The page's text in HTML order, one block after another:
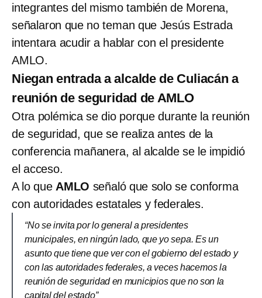
integrantes del mismo también de Morena,
señalaron que no teman que Jesús Estrada
intentara acudir a hablar con el presidente
AMLO.
Niegan entrada a alcalde de Culiacán a
reunión de seguridad de AMLO
Otra polémica se dio porque durante la reunión
de seguridad, que se realiza antes de la
conferencia mañanera, al alcalde se le impidió
el acceso.
A lo que AMLO señaló que solo se conforma
con autoridades estatales y federales.
“No se invita por lo general a presidentes
municipales, en ningún lado, que yo sepa. Es un
asunto que tiene que ver con el gobierno del estado y
con las autoridades federales, a veces hacemos la
reunión de seguridad en municipios que no son la
capital del estado”